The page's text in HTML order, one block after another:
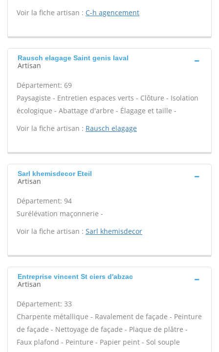
Voir la fiche artisan : C-h agencement
Rausch elagage Saint genis laval
Artisan
Département: 69
Paysagiste - Entretien espaces verts - Clôture - Isolation
écologique - Abattage d'arbre - Élagage et taille -
Voir la fiche artisan : Rausch elagage
Sarl khemisdecor Eteil
Artisan
Département: 94
Surélévation maçonnerie -
Voir la fiche artisan : Sarl khemisdecor
Entreprise vincent St ciers d'abzac
Artisan
Département: 33
Charpente métallique - Ravalement de façade - Peinture
de façade - Nettoyage de façade - Plaque de plâtre -
Faux plafond - Peinture - Papier peint - Sol souple